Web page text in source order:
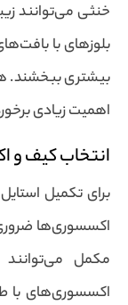
خنثی می‌توانند
بلوزهای با
بیشتری ببخشند.
اهمیت زیادی
انتخاب کیف و
برای تکمیل
اکسسوری‌ها
مکمل
اکسسوری‌های با